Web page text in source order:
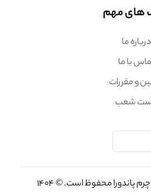
های مهم
درباره ما
با ما
و مقررات
شعب
محفوظ است. © 1404